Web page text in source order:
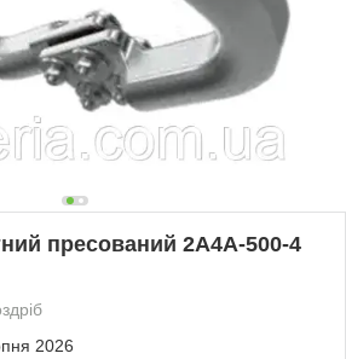
пресований 2А4А-500-4
2026